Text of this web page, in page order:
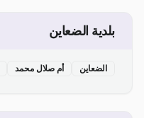
بلدية الضعاين
الضعاين أم صلال محمد